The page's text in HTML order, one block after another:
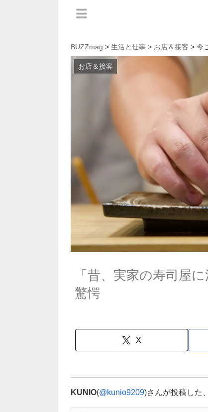
BUZZmag > 生活と仕事 > お店＆接客 > 今
お店＆接客
「昔、実家の寿司屋
驚愕
X
KUNIO(@kunio9209)さんが投稿した